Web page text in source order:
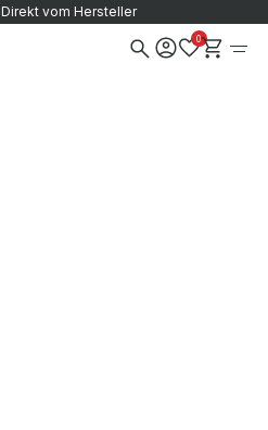
Direkt vom Hersteller
0